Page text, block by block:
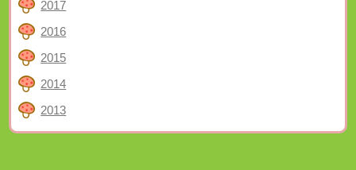
2017
2016
2015
2014
2013